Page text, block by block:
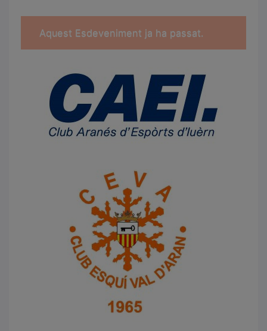
Aquest Esdeveniment ja ha passat.